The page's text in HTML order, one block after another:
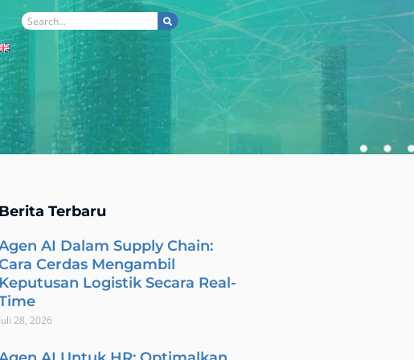
Search
Berita Terbaru
AI Dalam Supply Chain:
Cerdas Mengambil
Keputusan Logistik Secara Real-
Juli 28, 2026